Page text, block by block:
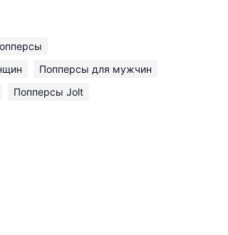
Попперсы для мужчин
Попперсы Jolt